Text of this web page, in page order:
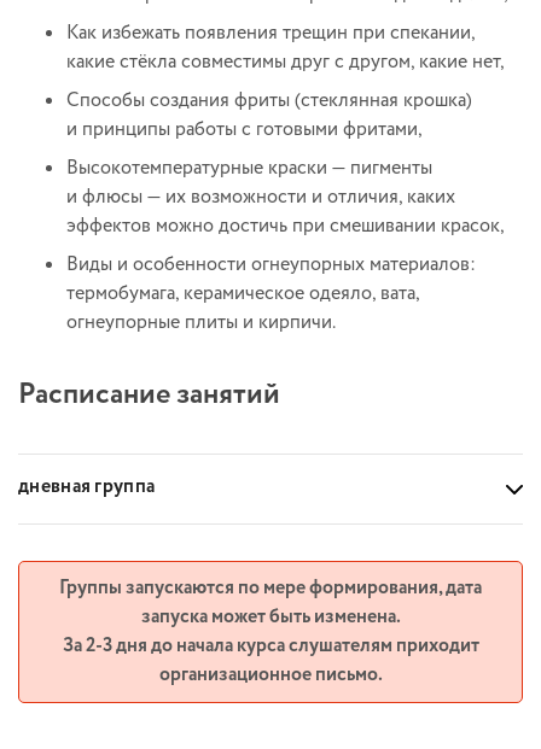
Как избежать появления трещин при спекании,
какие стёкла совместимы друг с другом, какие нет,
Способы создания фриты (стеклянная крошка)
и принципы работы с готовыми фритами,
Высокотемпературные краски — пигменты
и флюсы — их возможности и отличия, каких
эффектов можно достичь при смешивании красок,
Виды и особенности огнеупорных материалов:
термобумага, керамическое одеяло, вата,
огнеупорные плиты и кирпичи.
Расписание занятий
дневная группа
Группы запускаются по мере формирования, дата
запуска может быть изменена.
За 2-3 дня до начала курса слушателям приходит
организационное письмо.